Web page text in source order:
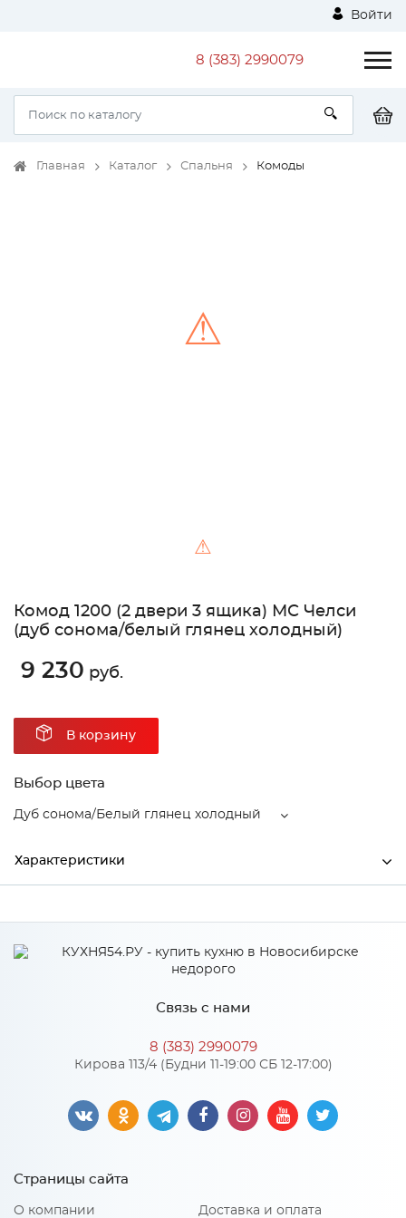
Войти
8 (383) 2990079
Главная Каталог Спальня Комоды
⚠
⚠
Комод 1200 (2 двери 3 ящика) МС Челси
(дуб сонома/белый глянец холодный)
9 230 руб.
В корзину
Выбор цвета
Дуб сонома/Белый глянец холодный
Характеристики
Дуб сонома/Белый глянец
холодный
ЛДСП
Количество упаковок: 2
Материал 2: ЛДСП
Связь с нами
8 (383) 2990079
Кирова 113/4 (Будни 11-19:00 СБ 12-17:00)
Страницы сайта
О компании Доставка и оплата